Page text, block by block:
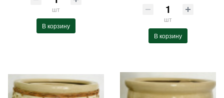
шт
В корзину
шт
В корзину